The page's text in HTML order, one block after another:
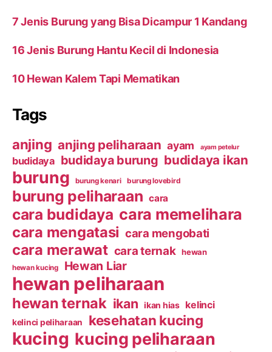
7 Jenis Burung yang Bisa Dicampur 1 Kandang
16 Jenis Burung Hantu Kecil di Indonesia
10 Hewan Kalem Tapi Mematikan
Tags
anjing anjing peliharaan ayam ayam petelur
budidaya budidaya burung budidaya ikan
burung burung kenari burung lovebird
burung peliharaan cara
cara budidaya cara memelihara
cara mengatasi cara mengobati
cara merawat cara ternak hewan
hewan kucing Hewan Liar
hewan peliharaan
hewan ternak ikan ikan hias kelinci
kelinci peliharaan kesehatan kucing
kucing kucing peliharaan